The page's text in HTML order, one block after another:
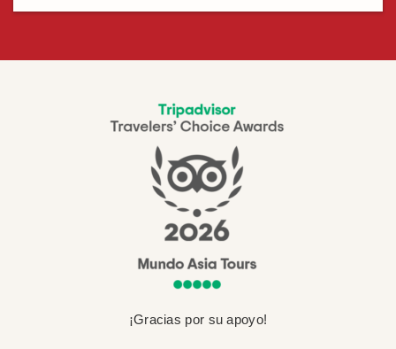
¡Gracias por su apoyo!